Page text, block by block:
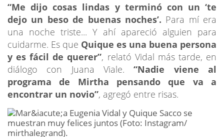
“Me dijo cosas lindas y terminó con un ‘te
dejo un beso de buenas noches’. Para mí era
una noche triste... Y ahí apareció alguien para
cuidarme. Es que Quique es una buena persona
y es fácil de querer”, relató Vidal más tarde, en
diálogo con Juana Viale.“Nadie viene al
programa de Mirtha pensando que va a
encontrar un novio”, agregó entre risas.